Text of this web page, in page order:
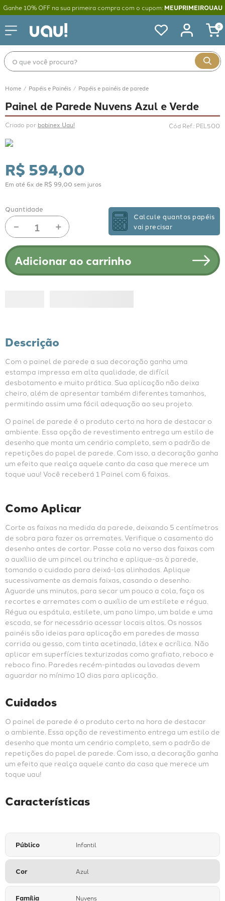
Ganhe 10% OFF na sua primeira compra com o cupom: MEUPRIMEIROUAU
0
O que você procura?
Papéis e Painéis Papéis e painéis de parede
Painel de Parede Nuvens Azul e Verde
Criado por bobinex Uau! Cód Ref.: PEL500
R$ 594,00
Em até 6x de R$ 99 00 sem juros
Quantidade
＋
－
Calcule quantos papéis
vai precisar
Adicionar ao carrinho
Descrição
Com o painel de parede a sua decoração ganha uma
estampa impressa em alta qualidade, de difícil
desbotamento e muito prática. Sua aplicação não deixa
cheiro, além de apresentar também diferentes tamanhos,
permitindo assim uma fácil adequação ao seu projeto.
O painel de parede é o produto certo na hora de destacar o
ambiente. Essa opção de revestimento entrega um estilo de
desenho que monta um cenário completo, sem o padrão de
repetições do papel de parede. Com isso, a decoração ganha
um efeito que realça aquele canto da casa que merece um
toque uau! Você receberá 1 Painel com 6 faixas.
Como Aplicar
Corte as faixas na medida da parede, deixando 5 centímetros
de sobra para fazer os arremates. Verifique o casamento do
desenho antes de cortar. Passe cola no verso das faixas com
o auxíliio de um pincel ou trincha e aplique-as à parede,
tomando o cuidado para deixá-las alinhadas. Aplique
sucessivamente as demais faixas, casando o desenho.
Aguarde uns minutos, para secar um pouco a cola, faça os
recortes e arremates com o auxílio de um estilete e régua.
Régua ou espátula, estilete, um pano limpo, um balde e uma
escada, se for necessário acessar locais altos. Os nossos
painéis são ideias para aplicação em paredes de massa
corrida ou gesso, com tinta acetinada, látex e acrílica. Não
aplicar em superfícies texturizadas como grafiato, reboco e
reboco fino. Paredes recém-pintadas ou lavadas devem
aguardar no mínimo 10 dias para aplicação.
Cuidados
O painel de parede é o produto certo na hora de destacar
o ambiente. Essa opção de revestimento entrega um estilo de
desenho que monta um cenário completo, sem o padrão de
repetições do papel de parede. Com isso, a decoração ganha
um efeito que realça aquele canto da casa que merece um
toque uau!
Características
Público Infantil
Cor Azul
Família Nuvens